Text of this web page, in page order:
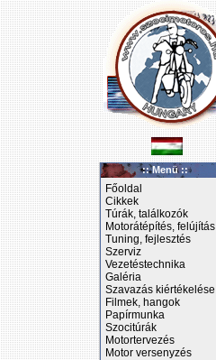
:: Menü ::
Főoldal
Cikkek
Túrák, találkozók
Motorátépítés, felújítás
Tuning, fejlesztés
Szerviz
Vezetéstechnika
Galéria
Szavazás kiértékelése
Filmek, hangok
Papírmunka
Szocitúrák
Motortervezés
Motor versenyzés